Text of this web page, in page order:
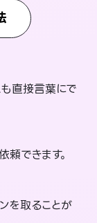
直接言葉にで
頼できます。
を取ることが